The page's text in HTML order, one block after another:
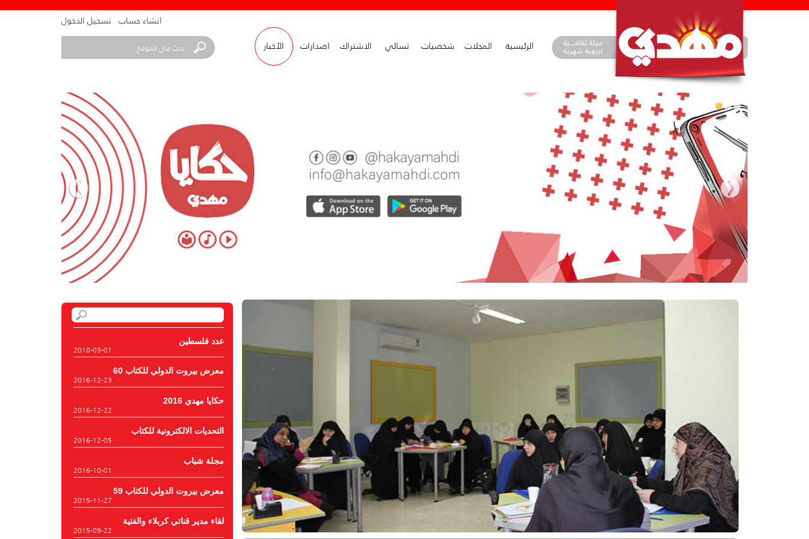
انشاء حساب تسجيل الدخول
الرئيسية
المجلات شخصيات تسالي الاشتراك اصدارات الأخبار
عدد فلسطين
2018-03-01
معرض بيروت الدولي للكتاب 60
2016-12-23
حكايا مهدي 2016
2016-12-22
التحديات الالكترونية للكتاب
2016-12-05
مجلة شباب
2016-10-01
معرض بيروت الدولي للكتاب 59
2015-11-27
لقاء مدير قناتي كربلاء والفتية
2015-09-22